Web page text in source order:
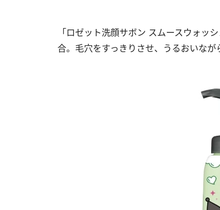
「ロゼット洗顔サボン スムースウォッ
合。毛穴をすっきりさせ、うるおいな